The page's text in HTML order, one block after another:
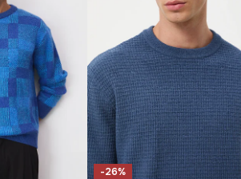
-26%